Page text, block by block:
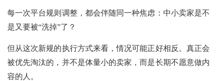
每一次平台规则调整，都会伴随同一种焦虑：中小卖家是不
是又要被“洗掉”了？
但从这次新规的执行方式来看，情况可能正好相反。真正会
被优先淘汰的，并不是体量小的卖家，而是长期不愿意做内
容的人。